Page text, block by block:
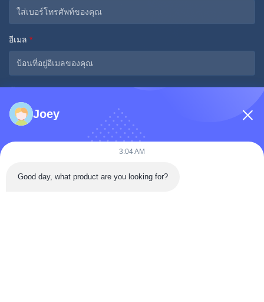
อีเมล *
Joey
3:04 AM
Good day, what product are you looking for?